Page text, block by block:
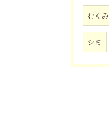
むくみ
シミ